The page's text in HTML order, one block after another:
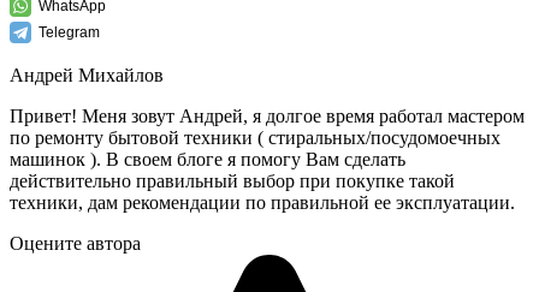
WhatsApp
Telegram
Андрей Михайлов
Привет! Меня зовут Андрей, я долгое время работал мастером
по ремонту бытовой техники ( стиральных/посудомоечных
машинок ). В своем блоге я помогу Вам сделать
действительно правильный выбор при покупке такой
техники, дам рекомендации по правильной ее эксплуатации.
Оцените автора